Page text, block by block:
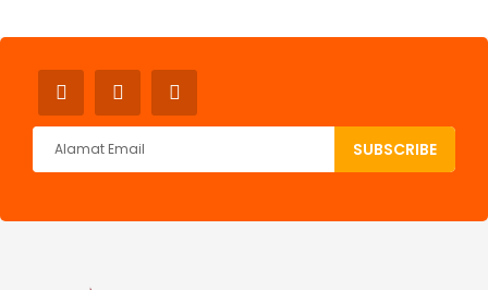
SUBSCRIBE